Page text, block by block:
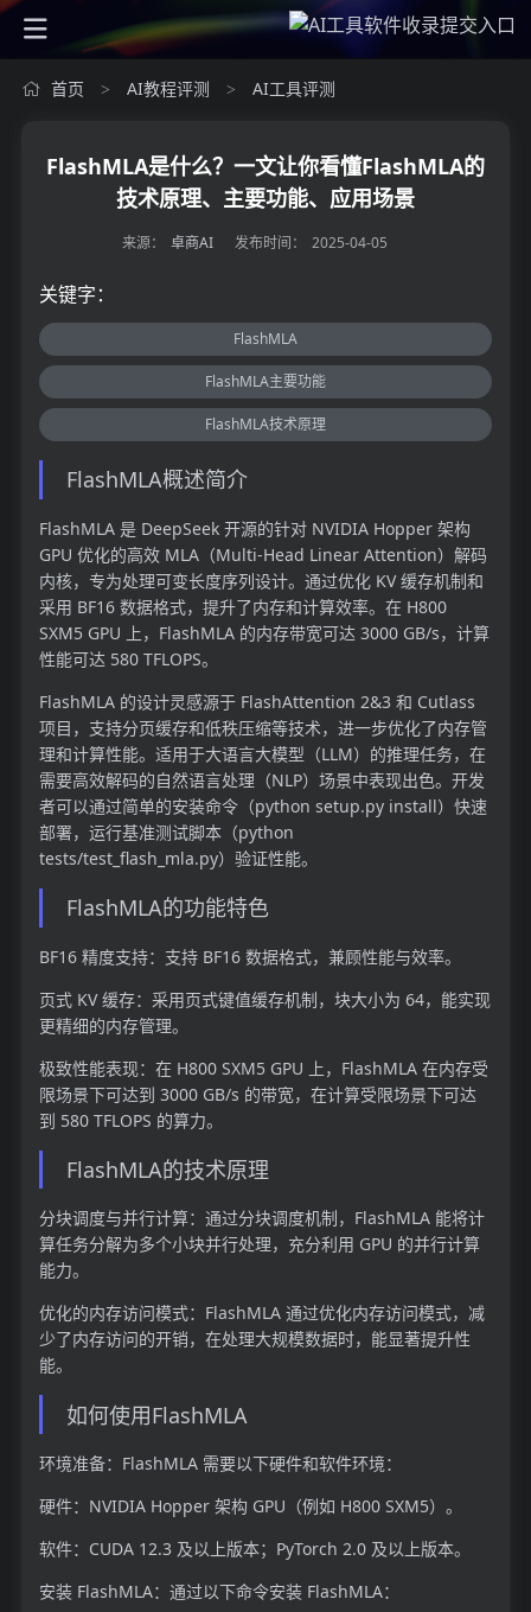
首页 > AI教程评测 > AI工具评测
FlashMLA是什么？一文让你看懂FlashMLA的
技术原理、主要功能、应用场景
来源： 卓商AI 发布时间： 2025-04-05
关键字：
FlashMLA
FlashMLA主要功能
FlashMLA技术原理
FlashMLA概述简介
FlashMLA 是 DeepSeek 开源的针对 NVIDIA Hopper 架构
GPU 优化的高效 MLA（Multi-Head Linear Attention）解码
内核，专为处理可变长度序列设计。通过优化 KV 缓存机制和
采用 BF16 数据格式，提升了内存和计算效率。在 H800
SXM5 GPU 上，FlashMLA 的内存带宽可达 3000 GB/s，计算
性能可达 580 TFLOPS。
FlashMLA 的设计灵感源于 FlashAttention 2&3 和 Cutlass
项目，支持分页缓存和低秩压缩等技术，进一步优化了内存管
理和计算性能。适用于大语言大模型（LLM）的推理任务，在
需要高效解码的自然语言处理（NLP）场景中表现出色。开发
者可以通过简单的安装命令（python setup.py install）快速
部署，运行基准测试脚本（python
tests/test_flash_mla.py）验证性能。
FlashMLA的功能特色
BF16 精度支持：支持 BF16 数据格式，兼顾性能与效率。
页式 KV 缓存：采用页式键值缓存机制，块大小为 64，能实现
更精细的内存管理。
极致性能表现：在 H800 SXM5 GPU 上，FlashMLA 在内存受
限场景下可达到 3000 GB/s 的带宽，在计算受限场景下可达
到 580 TFLOPS 的算力。
FlashMLA的技术原理
分块调度与并行计算：通过分块调度机制，FlashMLA 能将计
算任务分解为多个小块并行处理，充分利用 GPU 的并行计算
能力。
优化的内存访问模式：FlashMLA 通过优化内存访问模式，减
少了内存访问的开销，在处理大规模数据时，能显著提升性
能。
如何使用FlashMLA
环境准备：FlashMLA 需要以下硬件和软件环境：
硬件：NVIDIA Hopper 架构 GPU（例如 H800 SXM5）。
软件：CUDA 12.3 及以上版本；PyTorch 2.0 及以上版本。
安装 FlashMLA：通过以下命令安装 FlashMLA：